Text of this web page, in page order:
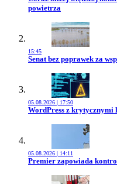
powietrza
15:45
Przejdź do artykułu:
Senat bez poprawek za
05.08.2026 | 17:50
Przejdź do artykułu:
WordPress z krytycznymi
05.08.2026 | 14:11
Przejdź do artykułu:
Premier zapowiada